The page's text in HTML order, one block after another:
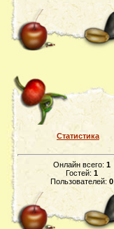
Статистика
Онлайн всего: 1
Гостей: 1
Пользователей: 0